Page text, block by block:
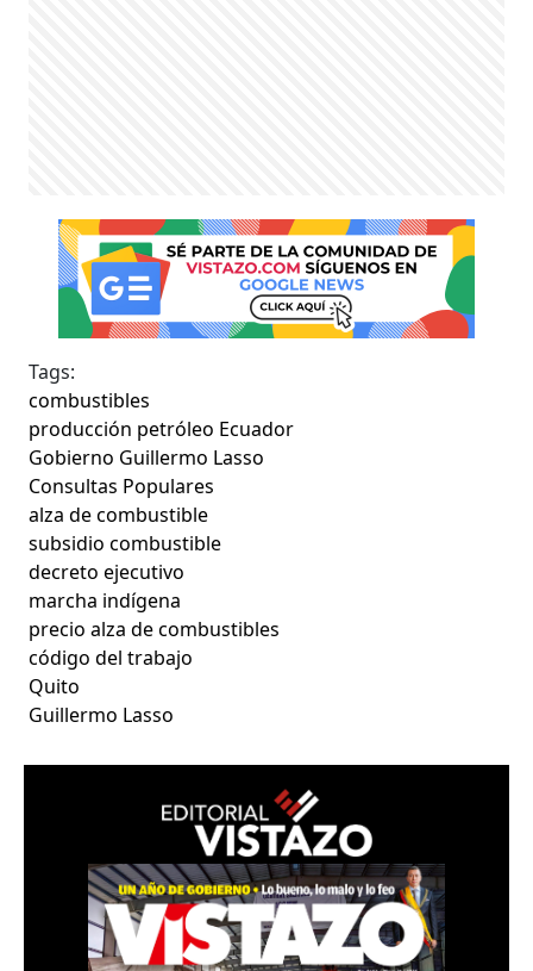
Tags:
combustibles
producción petróleo Ecuador
Gobierno Guillermo Lasso
Consultas Populares
alza de combustible
subsidio combustible
decreto ejecutivo
marcha indígena
precio alza de combustibles
código del trabajo
Quito
Guillermo Lasso